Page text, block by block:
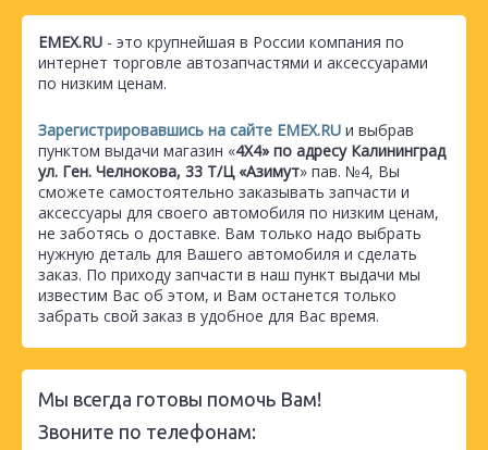
EMEX.RU - это крупнейшая в России компания по
интернет торговле автозапчастями и аксессуарами
по низким ценам.
Зарегистрировавшись на сайте EMEX.RU и выбрав
пунктом выдачи магазин «4Х4» по адресу Калининград
ул. Ген. Челнокова, 33 Т/Ц «Азимут» пав. №4, Вы
сможете самостоятельно заказывать запчасти и
аксессуары для своего автомобиля по низким ценам,
не заботясь о доставке. Вам только надо выбрать
нужную деталь для Вашего автомобиля и сделать
заказ. По приходу запчасти в наш пункт выдачи мы
известим Вас об этом, и Вам останется только
забрать свой заказ в удобное для Вас время.
Мы всегда готовы помочь Вам!
Звоните по телефонам: